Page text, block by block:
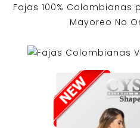
Fajas 100%
Mayoreo No